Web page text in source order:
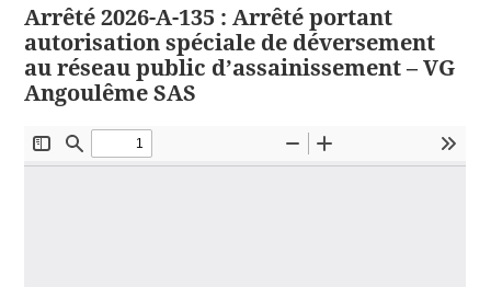
Arrêté 2026-A-135 : Arrêté portant
autorisation spéciale de déversement
au réseau public d’assainissement – VG
Angoulême SAS